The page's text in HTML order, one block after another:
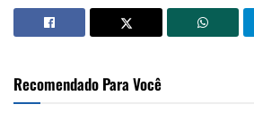
Recomendado Para Você